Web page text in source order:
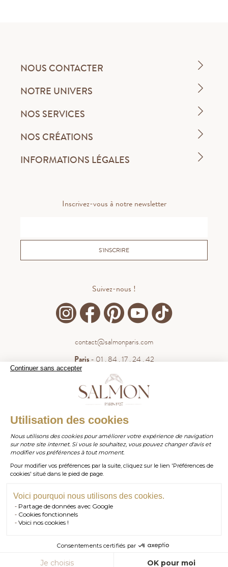
Continuer sans accepter
Utilisation des cookies
Nous utilisons des cookies pour améliorer votre expérience de navigation
sur notre site internet. Si vous le souhaitez, vous pouvez changer d'avis et
modifier vos préférences à tout moment.
Pour modifier vos préférences par la suite, cliquez sur le lien 'Préférences de
cookies' situé dans le pied de page.
Voici pourquoi nous utilisons des cookies.
Partage de données avec Google
Cookies fonctionnels
Voici nos cookies !
Consentements certifiés par
Je choisis OK pour moi
WHATSAPP
E-MAIL contact@salmonparis.com
TÉL PARIS
RDV SHOWROOM
RDV TÉLÉPHONIQUE
NOUS CONTACTER
NOTRE UNIVERS
NOS SERVICES
NOS CRÉATIONS
INFORMATIONS LÉGALES
Inscrivez-vous à notre newsletter
S'INSCRIRE
Suivez-nous !
contact@salmonparis.com
Paris- 01 . 84 . 17 . 24 . 42
- 05 . 35 . 54 . 45 . 53
WhatsApp- 07 . 81 . 63 . 76 . 57
© Salmon Paris 2026 — Tous droits réservés.